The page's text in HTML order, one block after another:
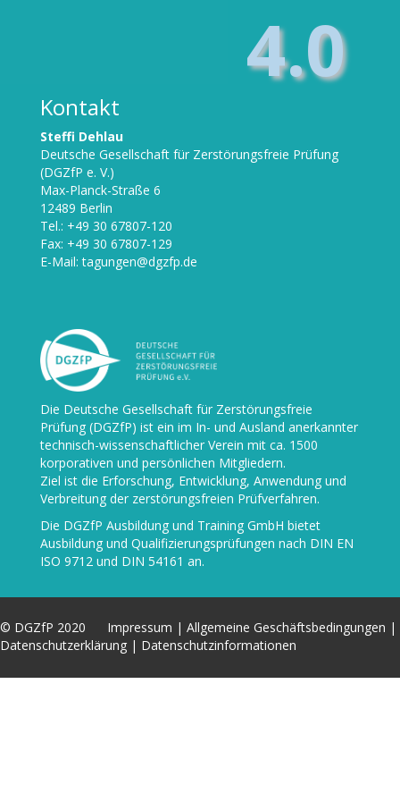
4.0
Kontakt
Steffi Dehlau
Deutsche Gesellschaft für Zerstörungsfreie Prüfung
(DGZfP e. V.)
Max-Planck-Straße 6
12489 Berlin
Tel.: +49 30 67807-120
Fax: +49 30 67807-129
E-Mail:tagungen@dgzfp.de
Die Deutsche Gesellschaft für Zerstörungsfreie
Prüfung (DGZfP) ist ein im In- und Ausland anerkannter
technisch-wissenschaftlicher Verein mit ca. 1500
korporativen und persönlichen Mitgliedern.
Ziel ist die Erforschung, Entwicklung, Anwendung und
Verbreitung der zerstörungsfreien Prüfverfahren.
Die DGZfP Ausbildung und Training GmbH bietet
Ausbildung und Qualifizierungsprüfungen nach DIN EN
ISO 9712 und DIN 54161 an.
© DGZfP 2020 Impressum | Allgemeine Geschäftsbedingungen |
Datenschutzerklärung | Datenschutzinformationen